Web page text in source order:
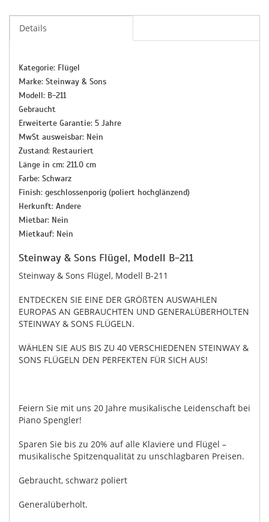
Details
Kategorie: Flügel
Marke: Steinway & Sons
Modell: B-211
Gebraucht
Erweiterte Garantie: 5 Jahre
MwSt ausweisbar: Nein
Zustand: Restauriert
Länge in cm: 211.0 cm
Farbe: Schwarz
Finish: geschlossenporig (poliert hochglänzend)
Herkunft: Andere
Mietbar: Nein
Mietkauf: Nein
Steinway & Sons Flügel, Modell B-211
Steinway & Sons Flügel, Modell B-211
ENTDECKEN SIE EINE DER GRÖßTEN AUSWAHLEN
EUROPAS AN GEBRAUCHTEN UND GENERALÜBERHOLTEN
STEINWAY & SONS FLÜGELN.
WÄHLEN SIE AUS BIS ZU 40 VERSCHIEDENEN STEINWAY &
SONS FLÜGELN DEN PERFEKTEN FÜR SICH AUS!
Feiern Sie mit uns 20 Jahre musikalische Leidenschaft bei
Piano Spengler!
Sparen Sie bis zu 20% auf alle Klaviere und Flügel –
musikalische Spitzenqualität zu unschlagbaren Preisen.
Gebraucht, schwarz poliert
Generalüberholt.